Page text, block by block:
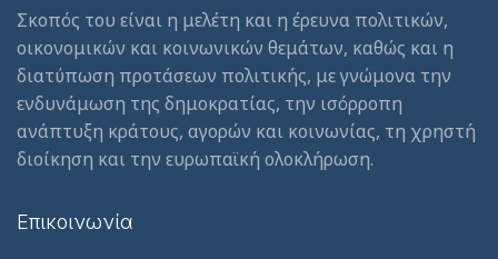
Σκοπός του είναι η μελέτη και η έρευνα πολιτικών,
οικονομικών και κοινωνικών θεμάτων, καθώς και η
διατύπωση προτάσεων πολιτικής, με γνώμονα την
ενδυνάμωση της δημοκρατίας, την ισόρροπη
ανάπτυξη κράτους, αγορών και κοινωνίας, τη χρηστή
διοίκηση και την ευρωπαϊκή ολοκλήρωση.
Επικοινωνία